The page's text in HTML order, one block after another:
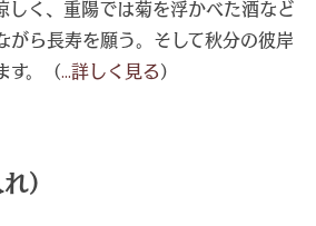
しく、重陽では菊を浮かべた酒など
がら長寿を願う。そして秋分の彼岸
す。（...詳しく見る）
）